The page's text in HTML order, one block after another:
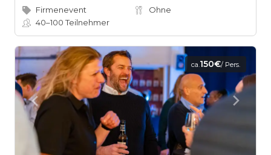
Firmenevent
Ohne
40–100Teilnehmer
ca.150€/ Pers.